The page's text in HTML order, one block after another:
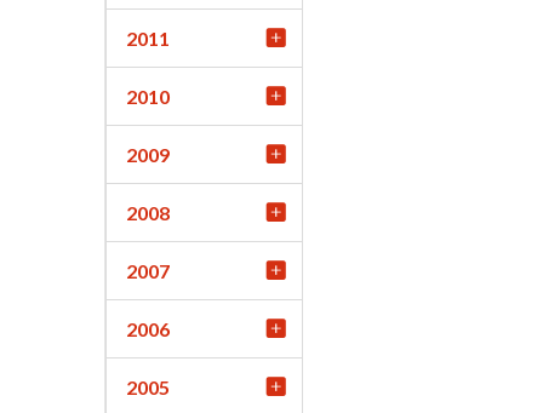
2011
2010
2009
2008
2007
2006
2005